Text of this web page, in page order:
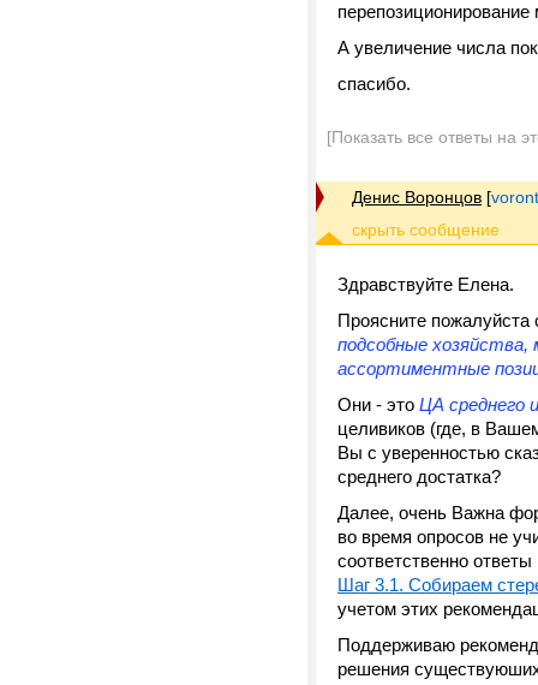
А увеличение числа
спасибо.
[Показать все ответы на
Денис Воронцов [
Здравствуйте Елена.
Проясните
подсобные
ассортиментные
Они - это ЦА среднего
целивиков (где, в
Вы с уверенностью
среднего достатка?
Далее, очень Важна
во время опросов не
соответственно
Шаг 3.1. Собираем
учетом этих
Поддерживаю
решения